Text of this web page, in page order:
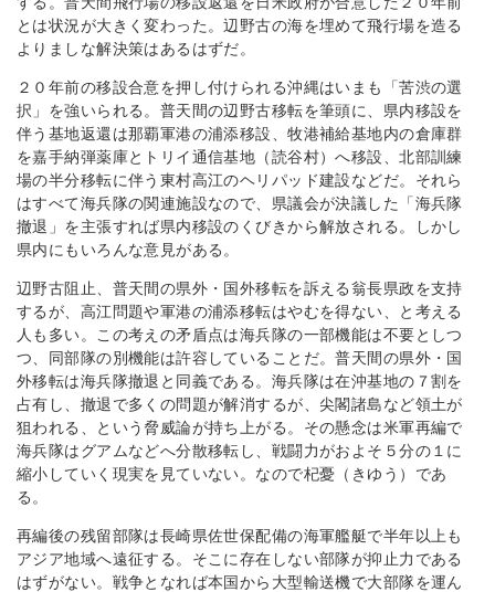
とは状況が大きく変わった。辺野古の海を埋めて飛行場を造る
よりましな解決策はあるはずだ。
２０年前の移設合意を押し付けられる沖縄はいまも「苦渋の選
択」を強いられる。普天間の辺野古移転を筆頭に、県内移設を
伴う基地返還は那覇軍港の浦添移設、牧港補給基地内の倉庫群
を嘉手納弾薬庫とトリイ通信基地（読谷村）へ移設、北部訓練
場の半分移転に伴う東村高江のヘリパッド建設などだ。それら
はすべて海兵隊の関連施設なので、県議会が決議した「海兵隊
撤退」を主張すれば県内移設のくびきから解放される。しかし
県内にもいろんな意見がある。
辺野古阻止、普天間の県外・国外移転を訴える翁長県政を支持
するが、高江問題や軍港の浦添移転はやむを得ない、と考える
人も多い。この考えの矛盾点は海兵隊の一部機能は不要としつ
つ、同部隊の別機能は許容していることだ。普天間の県外・国
外移転は海兵隊撤退と同義である。海兵隊は在沖基地の７割を
占有し、撤退で多くの問題が解消するが、尖閣諸島など領土が
狙われる、という脅威論が持ち上がる。その懸念は米軍再編で
海兵隊はグアムなどへ分散移転し、戦闘力がおよそ５分の１に
縮小していく現実を見ていない。なので杞憂（きゆう）であ
る。
再編後の残留部隊は長崎県佐世保配備の海軍艦艇で半年以上も
アジア地域へ遠征する。そこに存在しない部隊が抑止力である
はずがない。戦争となれば本国から大型輸送機で大部隊を運ん